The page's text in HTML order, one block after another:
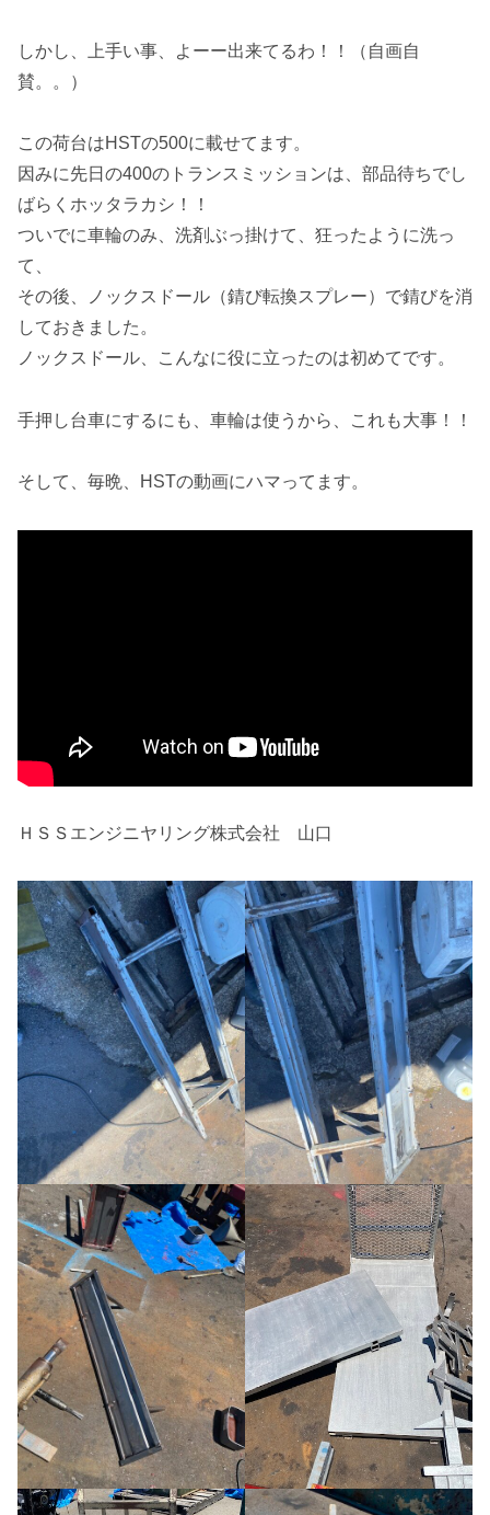
しかし、上手い事、よーー出来てるわ！！（自画自
賛。。）
この荷台はHSTの500に載せてます。
因みに先日の400のトランスミッションは、部品待ちでし
ばらくホッタラカシ！！
ついでに車輪のみ、洗剤ぶっ掛けて、狂ったように洗っ
て、
その後、ノックスドール（錆び転換スプレー）で錆びを消
しておきました。
ノックスドール、こんなに役に立ったのは初めてです。
手押し台車にするにも、車輪は使うから、これも大事！！
そして、毎晩、HSTの動画にハマってます。
ＨＳＳエンジニヤリング株式会社 山口